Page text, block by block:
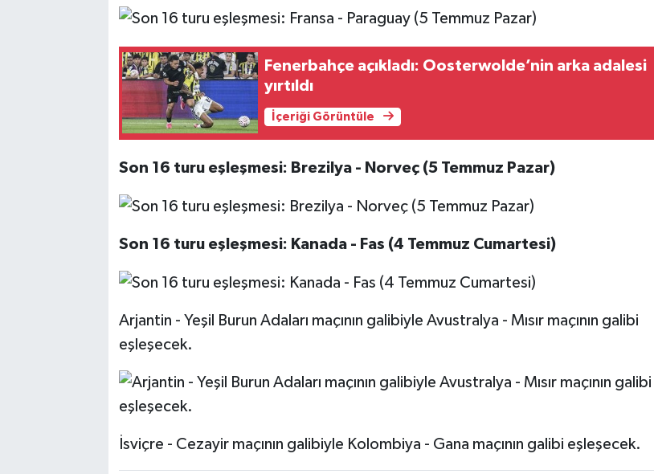
Fenerbahçe açıkladı: Oosterwolde’nin arka adalesi
yırtıldı
İçeriği Görüntüle
Son 16 turu eşleşmesi: Brezilya - Norveç (5 Temmuz Pazar)
Son 16 turu eşleşmesi: Kanada - Fas (4 Temmuz Cumartesi)
Arjantin - Yeşil Burun Adaları maçının galibiyle Avustralya - Mısır maçının galibi
eşleşecek.
İsviçre - Cezayir maçının galibiyle Kolombiya - Gana maçının galibi eşleşecek.